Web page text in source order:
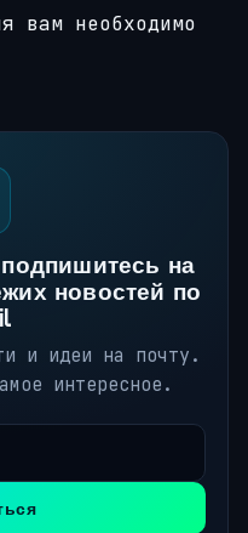
вам необходимо
на
новостей по
и идеи на почту.
интересное.